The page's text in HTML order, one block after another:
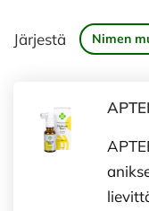
Järjestä Nimen